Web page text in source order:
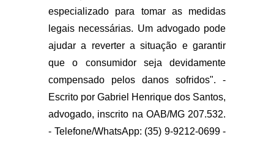
especializado para tomar as medidas
legais necessárias. Um advogado pode
ajudar a reverter a situação e garantir
que o consumidor seja devidamente
compensado pelos danos sofridos". -
Escrito por Gabriel Henrique dos Santos,
advogado, inscrito na OAB/MG 207.532.
- Telefone/WhatsApp: (35) 9-9212-0699 -